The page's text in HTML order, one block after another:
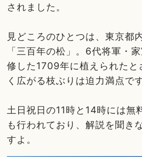
されました。
見どころのひとつは、東京都
「三百年の松」。6代将軍・
修した1709年に植えられたと
く広がる枝ぶりは迫力満点です
土日祝日の11時と14時には無
も行われており、解説を聞き
すよ。